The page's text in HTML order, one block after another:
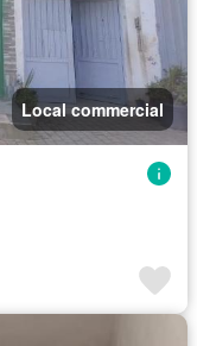
Local commercial